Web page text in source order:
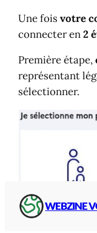
WEBZINE
Une foisvotre
connecter en2
Première étape,
représentant
sélectionner.